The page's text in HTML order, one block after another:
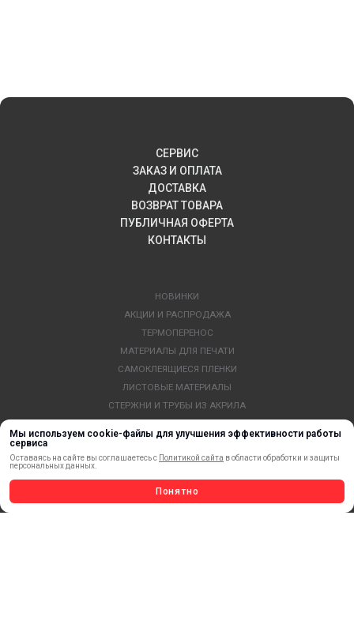
Мы используем cookie-файлы для улучшения эффективности работы
сервиса
Оставаясь на сайте вы соглашаетесь с Политикой сайта в области обработки и защиты
персональных данных.
Понятно
СЕРВИС
ЗАКАЗ И ОПЛАТА
ДОСТАВКА
ВОЗВРАТ ТОВАРА
ПУБЛИЧНАЯ ОФЕРТА
КОНТАКТЫ
НОВИНКИ
АКЦИИ И РАСПРОДАЖА
ТЕРМОПЕРЕНОС
МАТЕРИАЛЫ ДЛЯ ПЕЧАТИ
САМОКЛЕЯЩИЕСЯ ПЛЕНКИ
ЛИСТОВЫЕ МАТЕРИАЛЫ
СТЕРЖНИ И ТРУБЫ ИЗ АКРИЛА
ОБОРУДОВАНИЕ
ФЛАГШТОКИ SKYPOLE
ПРОФИЛИ И ПРОФИЛЬНЫЕ СИСТЕМЫ
КРАСКИ, ЧЕРНИЛА, КАРТРИДЖИ
МОБИЛЬНЫЕ СТЕНДЫ И POSM